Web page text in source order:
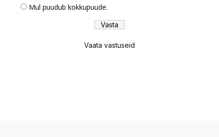
Mul puudub kokkupuude.
Vaata vastuseid